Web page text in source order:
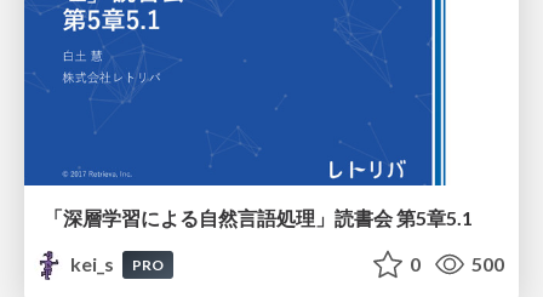
「深層学習による自然言語処理」読書会 第5章5.1
kei_s
PRO 0 500